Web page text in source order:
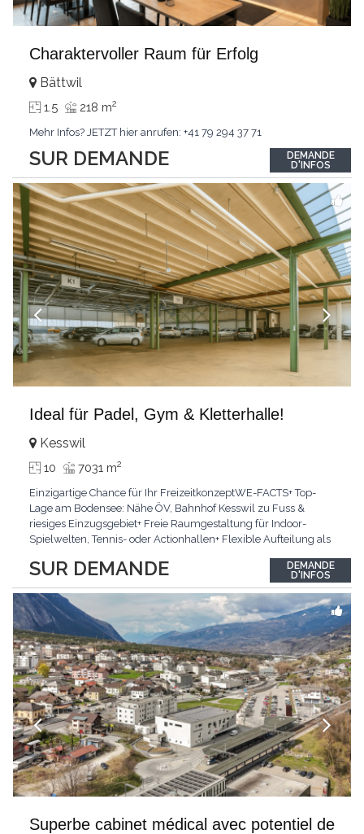
Charaktervoller Raum für Erfolg
SUR DEMANDE
Bättwil
1.5 218 m2
Mehr Infos? JETZT hier anrufen: +41 79 294 37 71
DEMANDE
D'INFOS
Ideal für Padel, Gym & Kletterhalle!
SUR DEMANDE
Kesswil
10 7031 m2
Einzigartige Chance für Ihr FreizeitkonzeptWE-FACTS+ Top-
Lage am Bodensee: Nähe ÖV, Bahnhof Kesswil zu Fuss &
riesiges Einzugsgebiet+ Freie Raumgestaltung für Indoor-
Spielwelten, Tennis- oder Actionhallen+ Flexible Aufteilung als
Gastronomen und FreizeitanbieterKLARTEXT: Sehr viel Platz für
Ihr ertragsstarkes GrossprojektInteressiert?...
DEMANDE
D'INFOS
Superbe cabinet médical avec potentiel de